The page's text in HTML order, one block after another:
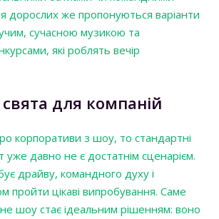
дорослих же пропонуються варіанти
сучасною музикою та
які роблять вечір
для компаній
корпоративи з шоу, то стандартні
давно не є достатнім сценарієм.
драйву, командного духу і
пройти цікаві випробування. Саме
шоу стає ідеальним рішенням: воно